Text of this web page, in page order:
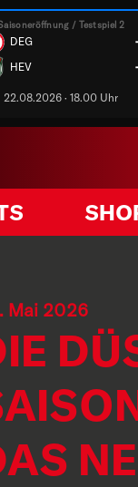
/ Testspiel 2
DEG
HEV
22.08.2026 · 18.00 Uhr
Mai 2026